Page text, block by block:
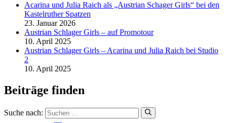
Acarina und Julia Raich als „Austrian Schager Girls“ bei den
Kastelruther Spatzen
23. Januar 2026
Austrian Schlager Girls – auf Promotour
10. April 2025
Austrian Schlager Girls – Acarina und Julia Raich bei Studio
2
10. April 2025
Beiträge finden
Suche nach: